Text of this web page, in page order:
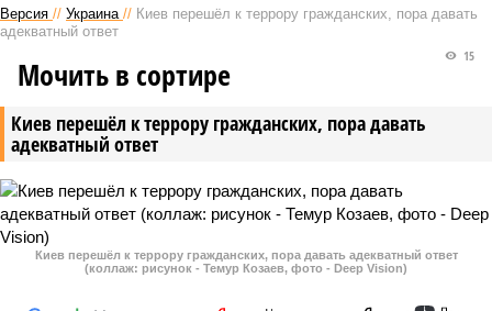
Версия // Украина // Киев перешёл к террору гражданских, пора давать
адекватный ответ
Киев перешёл к террору гражданских, пора давать
адекватный ответ
15
Мочить в сортире
Киев перешёл к террору гражданских, пора давать адекватный ответ
(коллаж: рисунок - Темур Козаев, фото - Deep Vision)